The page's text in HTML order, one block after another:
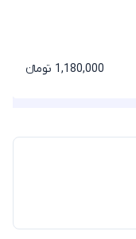
1,180,000 تومانء